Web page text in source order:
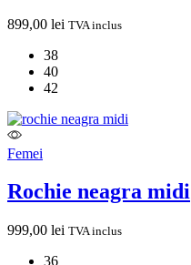
899,00 lei TVA inclus
38
40
42
Femei
Rochie neagra midi
999,00 lei TVA inclus
36